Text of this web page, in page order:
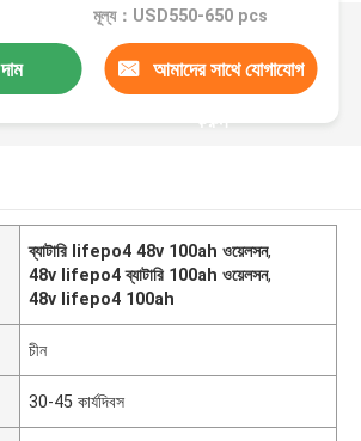
মূল্য：USD550-650 pcs
আমাদের সাথে যোগাযোগ
করুন
ব্যাটারি lifepo4 48v 100ah ওয়েলসন,
48v lifepo4 ব্যাটারি 100ah ওয়েলসন,
48v lifepo4 100ah
চীন
30-45 কার্যদিবস